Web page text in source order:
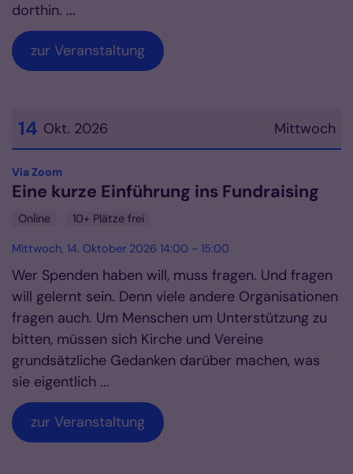
dorthin. ...
zur Veranstaltung
Mittwoch
14 Okt. 2026
Datum: 14. Oktober 2026
Via Zoom:
Eine kurze Einführung ins Fundraising
Online 10+ Plätze frei
Mittwoch, 14. Oktober 2026 14:00 - 15:00
Wer Spenden haben will, muss fragen. Und fragen
will gelernt sein. Denn viele andere Organisationen
fragen auch. Um Menschen um Unterstützung zu
bitten, müssen sich Kirche und Vereine
grundsätzliche Gedanken darüber machen, was
sie eigentlich ...
zur Veranstaltung